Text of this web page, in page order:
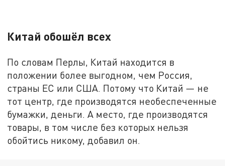
Китай обошёл всех
По словам Перлы, Китай находится в
положении более выгодном, чем Россия,
страны ЕС или США. Потому что Китай — не
тот центр, где производятся необеспеченные
бумажки, деньги. А место, где производятся
товары, в том числе без которых нельзя
обойтись никому, добавил он.